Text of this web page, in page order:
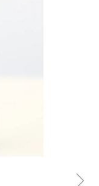
ꁇ